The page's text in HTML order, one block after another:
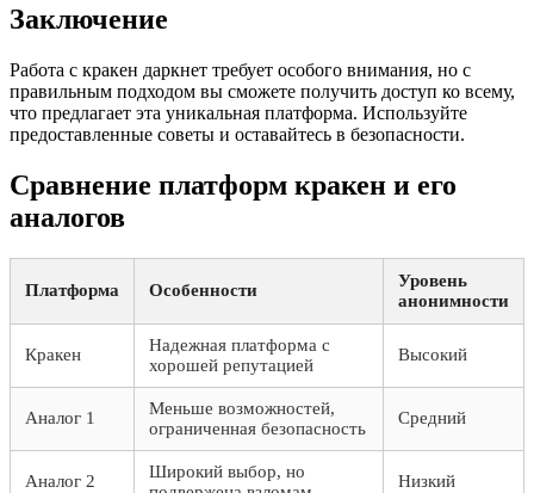
Заключение
Работа с кракен даркнет требует особого внимания, но с
правильным подходом вы сможете получить доступ ко всему,
что предлагает эта уникальная платформа. Используйте
предоставленные советы и оставайтесь в безопасности.
Сравнение платформ кракен и его
аналогов
Платформа Особенности
Уровень
анонимности
Кракен
Надежная платформа с
хорошей репутацией
Высокий
Аналог 1
Меньше возможностей,
ограниченная безопасность
Средний
Аналог 2
Широкий выбор, но
Низкий